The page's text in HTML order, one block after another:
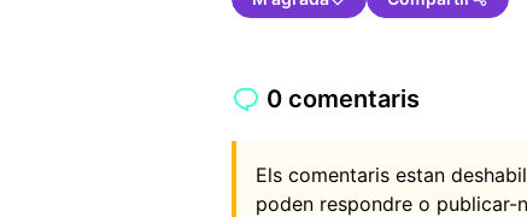
0 comentaris
Els comentaris estan
poden respondre o publicar-